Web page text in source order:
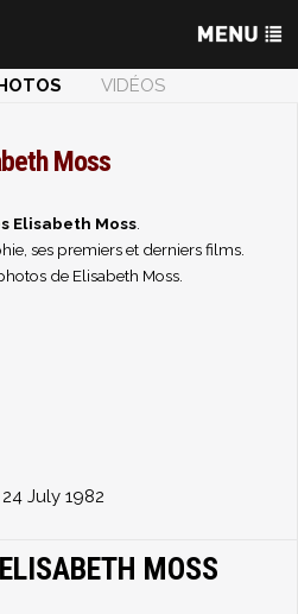
VIDÉOS
Moss
Elisabeth Moss.
ses premiers et derniers films.
de Elisabeth Moss.
July 1982
MOSS